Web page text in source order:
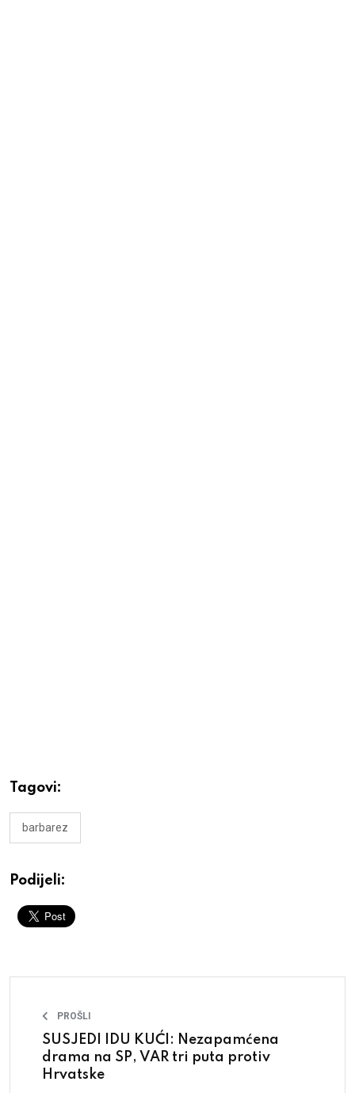
Tagovi:
barbarez
Podijeli:
PROŠLI
SUSJEDI IDU KUĆI: Nezapamćena
drama na SP, VAR tri puta protiv
Hrvatske